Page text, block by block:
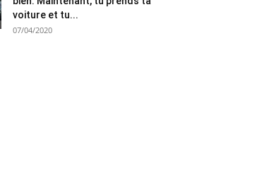
voiture et tu...
07/04/2020